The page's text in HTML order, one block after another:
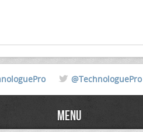
@TechnologuePro
Menu